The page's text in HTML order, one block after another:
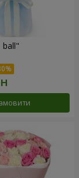
ball"